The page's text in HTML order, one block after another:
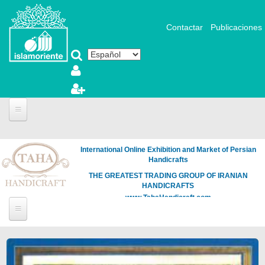
Pasar al contenido principal
Contactar Publicaciones
International Online Exhibition and Market of Persian
Handicrafts
THE GREATEST TRADING GROUP OF IRANIAN
HANDICRAFTS
www.TahaHandicraft.com
Páginas
Loading